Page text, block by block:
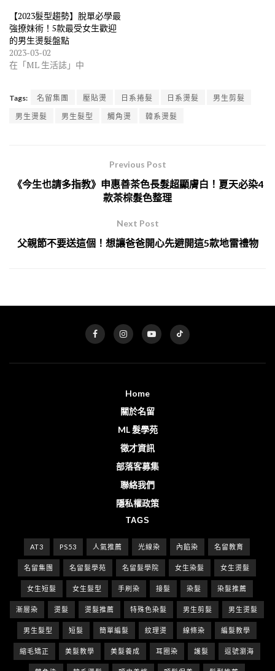
【2023髮型趨勢】脫單必學最
強撩妹術！5款最受女生歡迎
的男生燙髮盤點
2023-03-02
在「ML 生活誌」中
Tags: 名留集團 壓貼燙 日系捲髮 日系燙髮
男生剪髮
男生燙髮
男生髮型 觸角燙 韓系燙髮
Previous Post
《今生也請多指教》申惠善茶色長髮超顯膚白！夏天必染4
款茶棕髮色整理
Next Post
父親節不要送這個！想讓爸爸開心先避開這5款地雷禮物
Home
關於名留
ML 髮學苑
徵才資訊
部落客募集
聯絡我們
隱私權政策
TAGS
AT3 PS53 人氣推薦 光線染 內餡染 名留教育
名留集團 名留髮學苑 名留髮學院 女生染髮 女生燙髮
女生短髮 女生髮型 手刷染 接髮 染髮 染髮推薦
漸層染 燙髮 燙髮推薦 特殊色染髮 男生剪髮 男生燙髮
男生髮型 短髮 簡單編髮 紋理燙 線條染 編髮教學
縮毛矯正 美髮教學 美髮養成 耳圈染 護髮 逗號瀏海